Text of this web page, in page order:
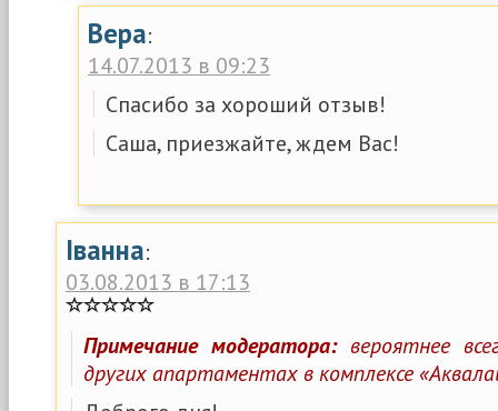
Вера:
14.07.2013 в 09:23
Спасибо за хороший отзыв!
Саша, приезжайте, ждем Вас!
Іванна:
03.08.2013 в 17:13
Примечание модератора:вероятнее
других апартаментах в комплексе